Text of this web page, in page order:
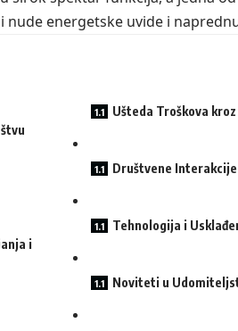
nude energetske uvide i
i
Ušteda Troškova
Društvene
Tehnologija i
Noviteti u